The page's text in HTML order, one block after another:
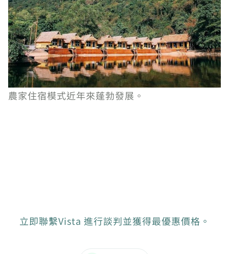
農家住宿模式近年來蓬勃發展。
立即聯繫Vista 進行談判並獲得最優惠價格。